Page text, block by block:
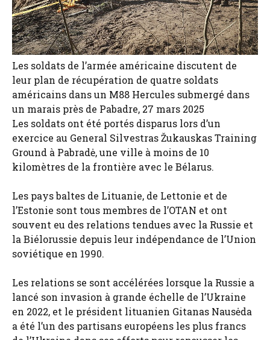
Les soldats de l’armée américaine discutent de
leur plan de récupération de quatre soldats
américains dans un M88 Hercules submergé dans
un marais près de Pabadre, 27 mars 2025
Les soldats ont été portés disparus lors d’un
exercice au General Silvestras Žukauskas Training
Ground à Pabradė, une ville à moins de 10
kilomètres de la frontière avec le Bélarus.
Les pays baltes de Lituanie, de Lettonie et de
l’Estonie sont tous membres de l’OTAN et ont
souvent eu des relations tendues avec la Russie et
la Biélorussie depuis leur indépendance de l’Union
soviétique en 1990.
Les relations se sont accélérées lorsque la Russie a
lancé son invasion à grande échelle de l’Ukraine
en 2022, et le président lituanien Gitanas Nausėda
a été l’un des partisans européens les plus francs